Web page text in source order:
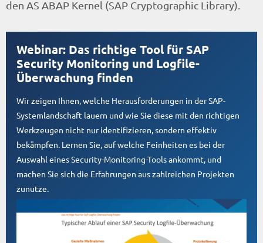
den AS ABAP Kernel (SAP Cryptographic Library).
Webinar: Das richtige Tool für SAP
Security Monitoring und Logfile-
Überwachung finden
Wir zeigen Ihnen, welche Herausforderungen in der SAP-
Systemlandschaft lauern und wie Sie diese mit den richtigen
Werkzeugen nicht nur identifizieren, sondern effektiv
bekämpfen. Lernen Sie, auf welche Feinheiten es bei der
Auswahl eines Security-Monitoring-Tools ankommt, und
machen Sie sich die Erfahrungen aus zahlreichen Projekten
zunutze.